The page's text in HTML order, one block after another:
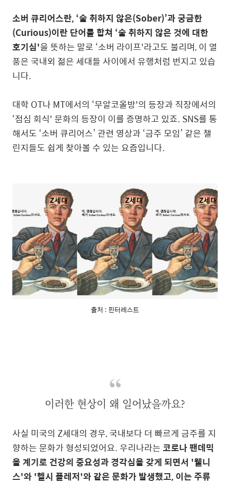
소버 큐리어스란, ‘술 취하지 않은(Sober)’과 궁금한
(Curious)이란 단어를 합쳐 ‘술 취하지 않은 것에 대한
호기심'을 뜻하는 말로 ‘소버 라이프'라고도 불리며, 이 열
풍은 국내외 젊은 세대들 사이에서 유행처럼 번지고 있습
니다.
대학 OT나 MT에서의 ‘무알코올방'의 등장과 직장에서의
‘점심 회식' 문화의 등장이 이를 증명하고 있죠. SNS를 통
해서도 ‘소버 큐리어스’ 관련 영상과 ‘금주 모임’ 같은 챌
린지들도 쉽게 찾아볼 수 있는 요즘입니다.
출처 : 핀터레스트
이러한 현상이 왜 일어났을까요?
사실 미국의 Z세대의 경우, 국내보다 더 빠르게 금주를 지
향하는 문화가 형성되었어요. 우리나라는코로나 팬데믹
을 계기로 건강의 중요성과 경각심을 갖게 되면서 '웰니
스'와 '헬시 플레저'와 같은 문화가 발생했고, 이는 주류